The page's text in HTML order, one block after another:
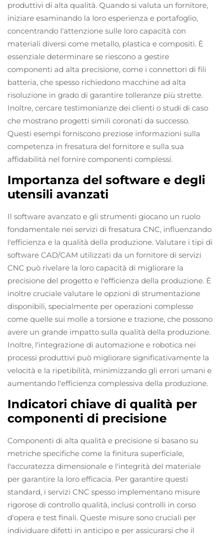
produttivi di alta qualità. Quando si valuta un fornitore,
iniziare esaminando la loro esperienza e portafoglio,
concentrando l'attenzione sulle loro capacità con
materiali diversi come metallo, plastica e compositi. È
essenziale determinare se riescono a gestire
componenti ad alta precisione, come i connettori di fili
batteria, che spesso richiedono macchine ad alta
risoluzione in grado di garantire tolleranze più strette.
Inoltre, cercare testimonianze dei clienti o studi di caso
che mostrano progetti simili coronati da successo.
Questi esempi forniscono preziose informazioni sulla
competenza in fresatura del fornitore e sulla sua
affidabilità nel fornire componenti complessi.
Importanza del software e degli
utensili avanzati
Il software avanzato e gli strumenti giocano un ruolo
fondamentale nei servizi di fresatura CNC, influenzando
l'efficienza e la qualità della produzione. Valutare i tipi di
software CAD/CAM utilizzati da un fornitore di servizi
CNC può rivelare la loro capacità di migliorare la
precisione del progetto e l'efficienza della produzione. È
inoltre cruciale valutare le opzioni di strumentazione
disponibili, specialmente per operazioni complesse
come quelle sui molle a torsione e trazione, che possono
avere un grande impatto sulla qualità della produzione.
Inoltre, l'integrazione di automazione e robotica nei
processi produttivi può migliorare significativamente la
velocità e la ripetibilità, minimizzando gli errori umani e
aumentando l'efficienza complessiva della produzione.
Indicatori chiave di qualità per
componenti di precisione
Componenti di alta qualità e precisione si basano su
metriche specifiche come la finitura superficiale,
l'accuratezza dimensionale e l'integrità del materiale
per garantire la loro efficacia. Per garantire questi
standard, i servizi CNC spesso implementano misure
rigorose di controllo qualità, inclusi controlli in corso
d'opera e test finali. Queste misure sono cruciali per
individuare difetti in anticipo e per assicurarsi che il